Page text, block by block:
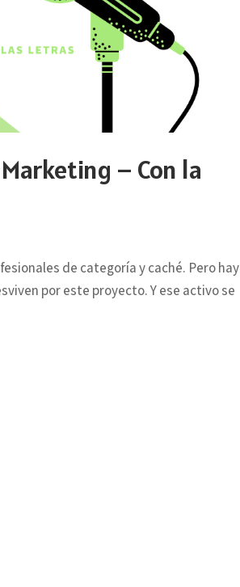
– Con la
de categoría y caché. Pero hay
por este proyecto. Y ese activo se